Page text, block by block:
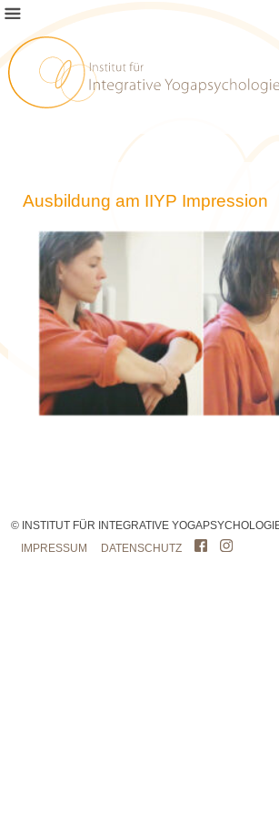
Ausbildung am IIYP Impression
© INSTITUT FÜR INTEGRATIVE
IMPRESSUM DATENSCHUTZ